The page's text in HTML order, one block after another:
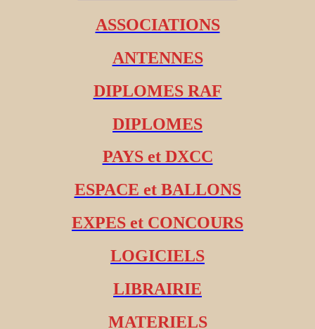
ASSOCIATIONS
ANTENNES
DIPLOMES RAF
DIPLOMES
PAYS et DXCC
ESPACE et BALLONS
EXPES et CONCOURS
LOGICIELS
LIBRAIRIE
MATERIELS